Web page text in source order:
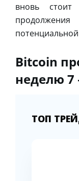
вновь
Bitcoin
неделю 7
ТОП